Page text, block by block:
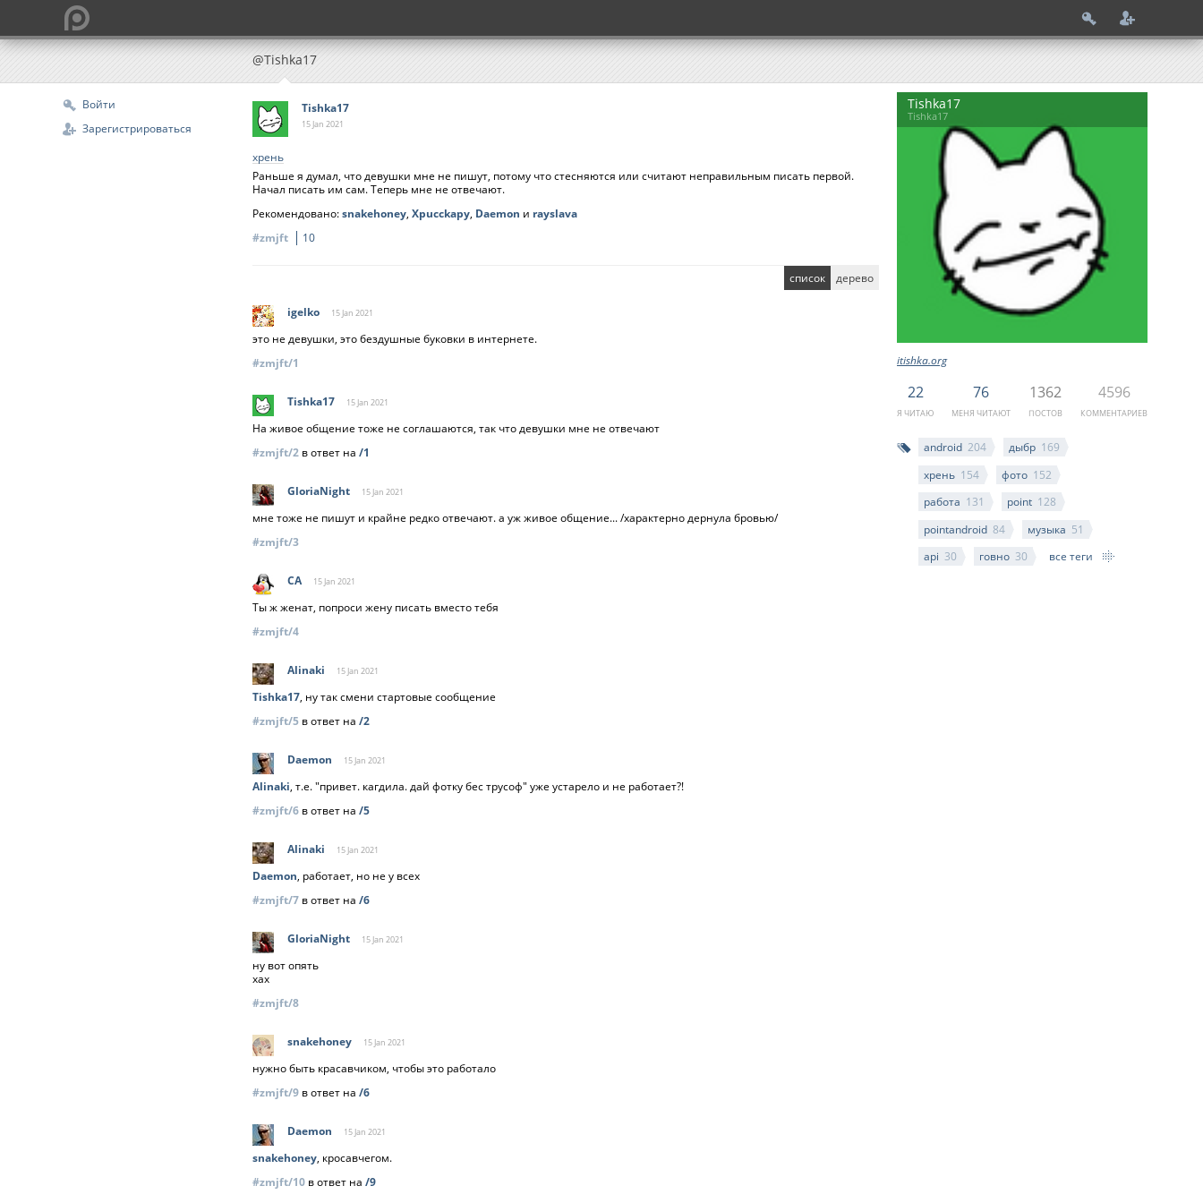
@Tishka17
Войти
Зарегистрироваться
Tishka17
Tishka17
itishka.org
22
Я ЧИТАЮ
76
МЕНЯ ЧИТАЮТ
1362
ПОСТОВ
4596
КОММЕНТАРИЕВ
android 204 дыбр 169
хрень 154 фото 152
работа 131 point 128
pointandroid 84 музыка 51
api 30 говно 30 все теги
Tishka17
15 Jan 2021
хрень
Раньше я думал, что девушки мне не пишут, потому что стесняются или считают неправильным писать первой.
Начал писать им сам. Теперь мне не отвечают.
Рекомендовано:snakehoney, Xpucckapy, Daemon и rayslava
#zmjft
10
список дерево
igelko 15 Jan 2021
это не девушки, это бездушные буковки в интернете.
#zmjft/1
Tishka17 15 Jan 2021
На живое общение тоже не соглашаются, так что девушки мне не отвечают
#zmjft/2 в ответ на /1
GloriaNight 15 Jan 2021
мне тоже не пишут и крайне редко отвечают. а уж живое общение... /характерно дернула бровью/
#zmjft/3
CA 15 Jan 2021
Ты ж женат, попроси жену писать вместо тебя
#zmjft/4
Alinaki 15 Jan 2021
Tishka17, ну так смени стартовые сообщение
#zmjft/5 в ответ на /2
Daemon 15 Jan 2021
Alinaki, т.е. "привет. кагдила. дай фотку бес трусоф" уже устарело и не работает?!
#zmjft/6 в ответ на /5
Alinaki 15 Jan 2021
Daemon, работает, но не у всех
#zmjft/7 в ответ на /6
GloriaNight 15 Jan 2021
ну вот опять
хах
#zmjft/8
snakehoney 15 Jan 2021
нужно быть красавчиком, чтобы это работало
#zmjft/9 в ответ на /6
Daemon 15 Jan 2021
snakehoney, кросавчегом.
#zmjft/10 в ответ на /9